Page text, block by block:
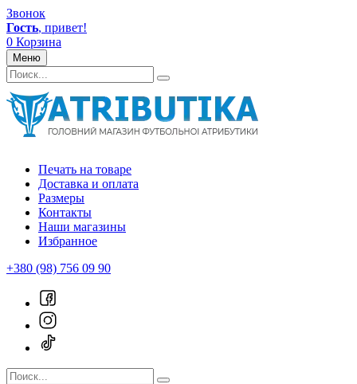
Звонок
Гость, привет!
0 Корзина
Меню
Печать на товаре
Доставка и оплата
Размеры
Контакты
Наши магазины
Избранное
+380 (98) 756 09 90